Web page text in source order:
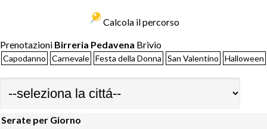
Calcola il percorso
Prenotazioni Birreria Pedavena Brivio
Capodanno Carnevale Festa della Donna San Valentino Halloween
Serate per Giorno